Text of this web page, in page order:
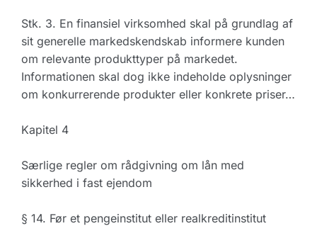
Stk. 3. En finansiel virksomhed skal på grundlag af
sit generelle markedskendskab informere kunden
om relevante produkttyper på markedet.
Informationen skal dog ikke indeholde oplysninger
om konkurrerende produkter eller konkrete priser…
Kapitel 4
Særlige regler om rådgivning om lån med
sikkerhed i fast ejendom
§ 14. Før et pengeinstitut eller realkreditinstitut